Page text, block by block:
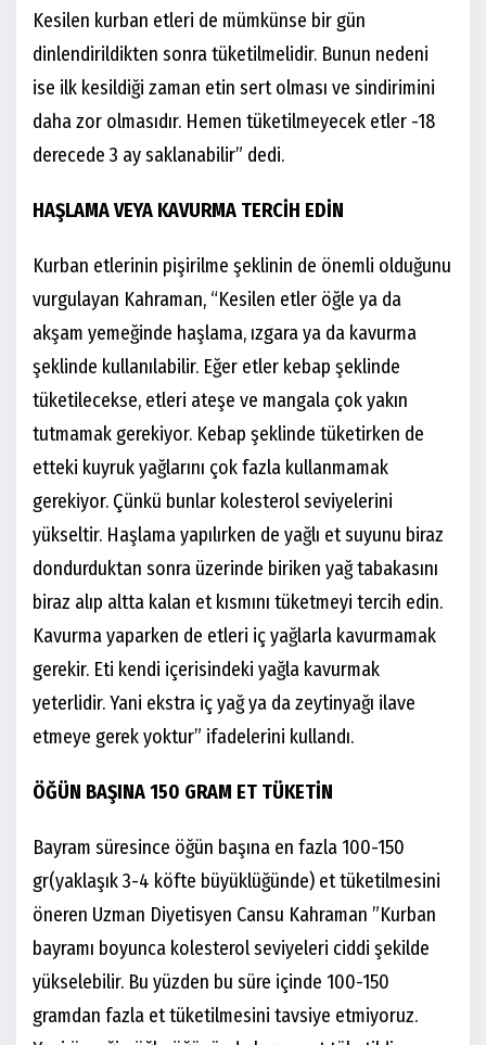
Kesilen kurban etleri de mümkünse bir gün
dinlendirildikten sonra tüketilmelidir. Bunun nedeni
ise ilk kesildiği zaman etin sert olması ve sindirimini
daha zor olmasıdır. Hemen tüketilmeyecek etler -18
derecede 3 ay saklanabilir” dedi.
HAŞLAMA VEYA KAVURMA TERCİH EDİN
Kurban etlerinin pişirilme şeklinin de önemli olduğunu
vurgulayan Kahraman, “Kesilen etler öğle ya da
akşam yemeğinde haşlama, ızgara ya da kavurma
şeklinde kullanılabilir. Eğer etler kebap şeklinde
tüketilecekse, etleri ateşe ve mangala çok yakın
tutmamak gerekiyor. Kebap şeklinde tüketirken de
etteki kuyruk yağlarını çok fazla kullanmamak
gerekiyor. Çünkü bunlar kolesterol seviyelerini
yükseltir. Haşlama yapılırken de yağlı et suyunu biraz
dondurduktan sonra üzerinde biriken yağ tabakasını
biraz alıp altta kalan et kısmını tüketmeyi tercih edin.
Kavurma yaparken de etleri iç yağlarla kavurmamak
gerekir. Eti kendi içerisindeki yağla kavurmak
yeterlidir. Yani ekstra iç yağ ya da zeytinyağı ilave
etmeye gerek yoktur” ifadelerini kullandı.
ÖĞÜN BAŞINA 150 GRAM ET TÜKETİN
Bayram süresince öğün başına en fazla 100-150
gr(yaklaşık 3-4 köfte büyüklüğünde) et tüketilmesini
öneren Uzman Diyetisyen Cansu Kahraman ”Kurban
bayramı boyunca kolesterol seviyeleri ciddi şekilde
yükselebilir. Bu yüzden bu süre içinde 100-150
gramdan fazla et tüketilmesini tavsiye etmiyoruz.